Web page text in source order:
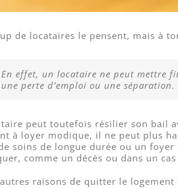
de locataires le pensent, mais à
En effet, un locataire ne peut mettre
une perte d’emploi ou une séparation.
peut toutefois résilier son bail
à loyer modique, il ne peut plus
soins de longue durée ou un
comme un décès ou dans un
raisons de quitter le logement